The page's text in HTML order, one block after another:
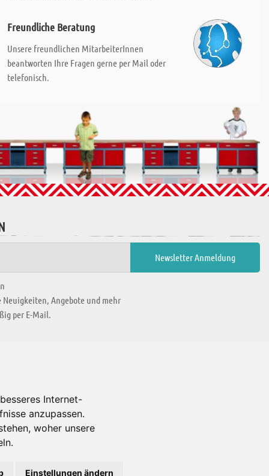
Internet-
anzupassen.
woher unsere
Einstellungen ändern
Freundliche Beratung
Unsere freundlichen MitarbeiterInnen
beantworten Ihre Fragen gerne per Mail oder
telefonisch.
Angebote und mehr
per E-Mail.
Es gibt uns auch in